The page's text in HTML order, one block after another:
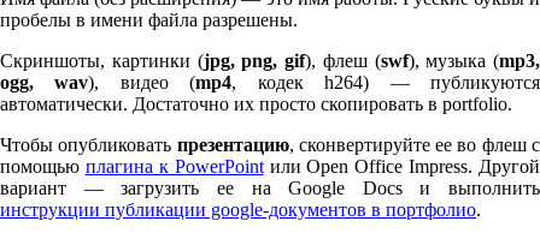
пробелы в имени файла разрешены.
Скриншоты, картинки (jpg, png, gif), флеш (swf), музыка (mp3,
ogg, wav), видео (mp4, кодек h264) — публикуются
автоматически. Достаточно их просто скопировать в port­fo­lio.
Чтобы опубликовать презентацию, сконвертируйте ее во флеш с
помощью плагина к Pow­er­Pointили Open Office Impress. Другой
вариант — загрузить ее на Google Docs и выполнить
инструкции публикации google-документов в портфолио.